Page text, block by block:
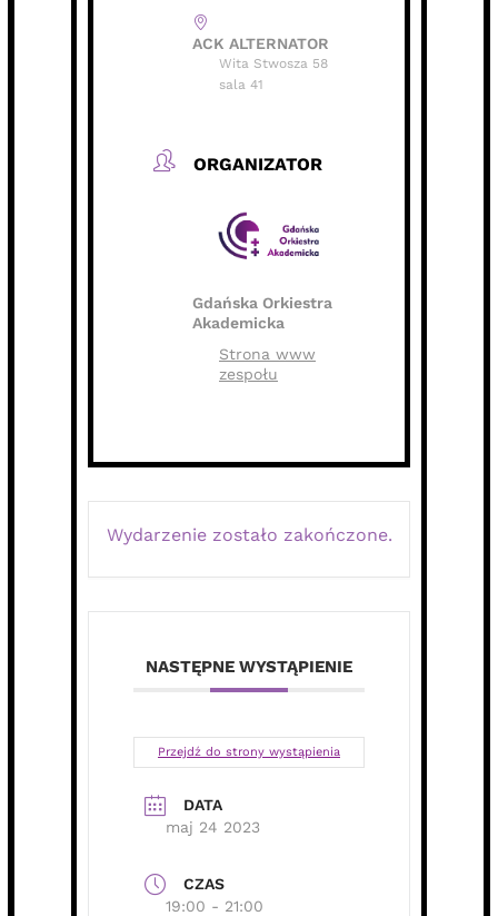
ACK ALTERNATOR
Wita Stwosza 58
sala 41
ORGANIZATOR
Gdańska Orkiestra
Akademicka
Strona www
zespołu
Wydarzenie zostało zakończone.
NASTĘPNE WYSTĄPIENIE
Przejdź do strony wystąpienia
DATA
maj 24 2023
CZAS
19:00 - 21:00